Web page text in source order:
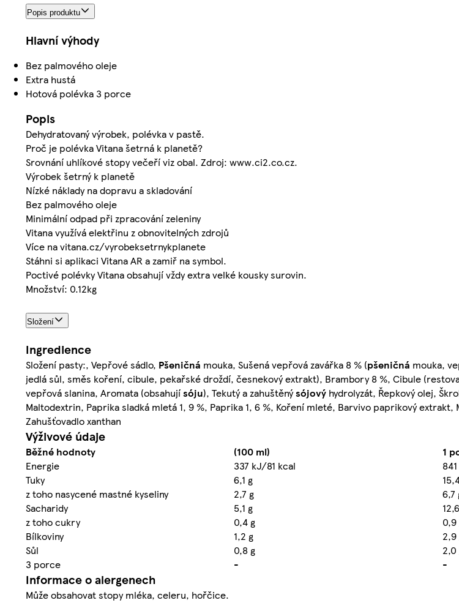
Popis produktu
Hlavní výhody
Bez palmového oleje
Extra hustá
Hotová polévka 3 porce
Popis
Dehydratovaný výrobek, polévka v pastě.
Proč je polévka Vitana šetrná k planetě?
Srovnání uhlíkové stopy večeří viz obal. Zdroj: www.ci2.co.cz.
Výrobek šetrný k planetě
Nízké náklady na dopravu a skladování
Bez palmového oleje
Minimální odpad při zpracování zeleniny
Vitana využívá elektřinu z obnovitelných zdrojů
Více na vitana.cz/vyrobeksetrnykplanete
Stáhni si aplikaci Vitana AR a zamiř na symbol.
Poctivé polévky Vitana obsahují vždy extra velké kousky surovin.
Množství: 0.12kg
Složení
Ingredience
Složení pasty:, Vepřové sádlo, Pšeničná mouka, Sušená vepřová zavářka 8 % (pšeničná mouka,
jedlá sůl, směs koření, cibule, pekařské droždí, česnekový extrakt), Brambory 8 %, Cibule
vepřová slanina, Aromata (obsahujísóju), Tekutý a zahuštěnýsójový hydrolyzát, Řepkový olej,
Maltodextrin, Paprika sladká mletá 1, 9 %, Paprika 1, 6 %, Koření mleté, Barvivo paprikový extrakt,
Zahušťovadlo xanthan
Výživové údaje
Běžné hodnoty (100 ml)
1
Energie
337 kJ/81 kcal
Tuky
6,1 g
z toho nasycené mastné kyseliny
2,7 g
6,7
Sacharidy
5,1 g
z toho cukry
0,4 g
0,9
Bílkoviny
1,2 g
2,9
Sůl
0,8 g
2,0
3 porce
- -
Informace o alergenech
Může obsahovat stopy mléka, celeru, hořčice.